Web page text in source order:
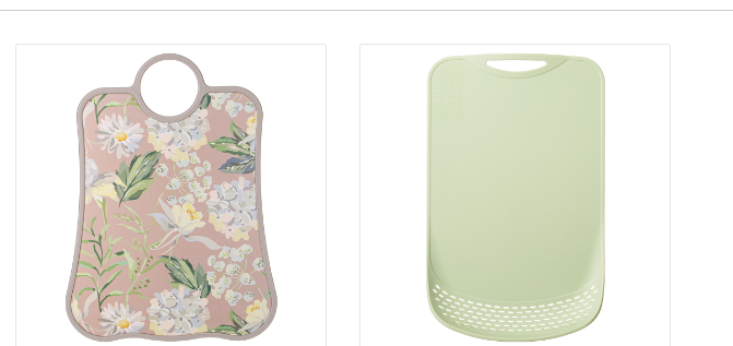
использованием и после каждого применения промыть
или губкой с жидким моющим средством. Можно мыть в
машине.
из пластмассы (полипропилен). Размер 29х19см.